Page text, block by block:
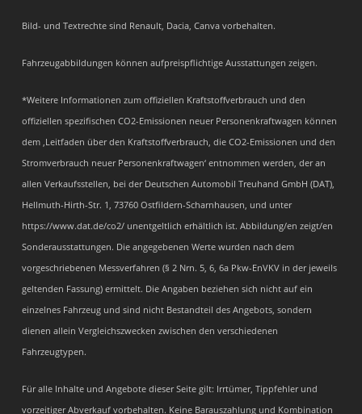
Bild- und Textrechte sind Renault, Dacia, Canva vorbehalten.
Fahrzeugabbildungen können aufpreispflichtige Ausstattungen zeigen.
*Weitere Informationen zum offiziellen Kraftstoffverbrauch und den
offiziellen spezifischen CO2-Emissionen neuer Personenkraftwagen können
dem ‚Leitfaden über den Kraftstoffverbrauch, die CO2-Emissionen und den
Stromverbrauch neuer Personenkraftwagen‘ entnommen werden, der an
allen Verkaufsstellen, bei der Deutschen Automobil Treuhand GmbH (DAT),
Hellmuth-Hirth-Str. 1, 73760 Ostfildern-Scharnhausen, und unter
https://www.dat.de/co2/ unentgeltlich erhältlich ist. Abbildung/en zeigt/en
Sonderausstattungen. Die angegebenen Werte wurden nach dem
vorgeschriebenen Messverfahren (§ 2 Nrn. 5, 6, 6a Pkw-EnVKV in der jeweils
geltenden Fassung) ermittelt. Die Angaben beziehen sich nicht auf ein
einzelnes Fahrzeug und sind nicht Bestandteil des Angebots, sondern
dienen allein Vergleichszwecken zwischen den verschiedenen
Fahrzeugtypen.
Für alle Inhalte und Angebote dieser Seite gilt: Irrtümer, Tippfehler und
vorzeitiger Abverkauf vorbehalten. Keine Barauszahlung und Kombination